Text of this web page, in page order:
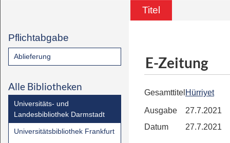
Titel
Pflichtabgabe
Ablieferung
Alle Bibliotheken
Universitäts- und
Landesbibliothek Darmstadt
Universitätsbibliothek Frankfurt
E-Zeitung
Gesamttitel Hürriyet
Ausgabe
27.7.2021
Datum
27.7.2021